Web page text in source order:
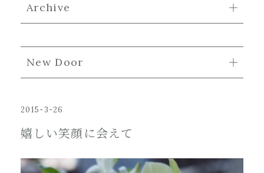
Archive
New Door
2015-3-26
嬉しい笑顔に会えて